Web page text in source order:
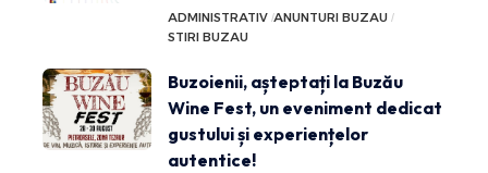
ADMINISTRATIV ANUNTURI BUZAU
STIRI BUZAU
Buzoienii, așteptați la Buzău
Wine Fest, un eveniment dedicat
gustului și experiențelor
autentice!